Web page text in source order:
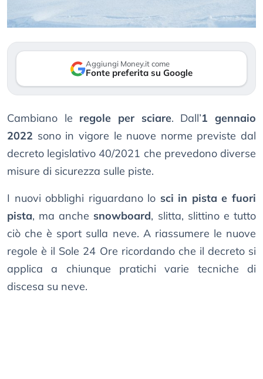
Aggiungi Money.it come
Fonte preferita su Google
Cambiano le regole per sciare. Dall’1 gennaio
2022 sono in vigore le nuove norme previste dal
decreto legislativo 40/2021 che prevedono diverse
misure di sicurezza sulle piste.
I nuovi obblighi riguardano lo sci in pista e fuori
pista, ma anche snowboard, slitta, slittino e tutto
ciò che è sport sulla neve. A riassumere le nuove
regole è il Sole 24 Ore ricordando che il decreto si
applica a chiunque pratichi varie tecniche di
discesa su neve.